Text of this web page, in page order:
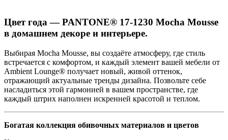
Цвет года — PANTONE® 17-1230 Mocha Mousse
в домашнем декоре и интерьере.
Выбирая Mocha Mousse, вы создаёте атмосферу, где стиль
встречается с комфортом, и каждый элемент вашей мебели от
Ambient Lounge® получает новый, живой оттенок,
отражающий актуальные тренды дизайна. Позвольте себе
насладиться этой гармонией в вашем пространстве, где
каждый штрих наполнен искренней красотой и теплом.
Богатая коллекция обивочных материалов и цветов